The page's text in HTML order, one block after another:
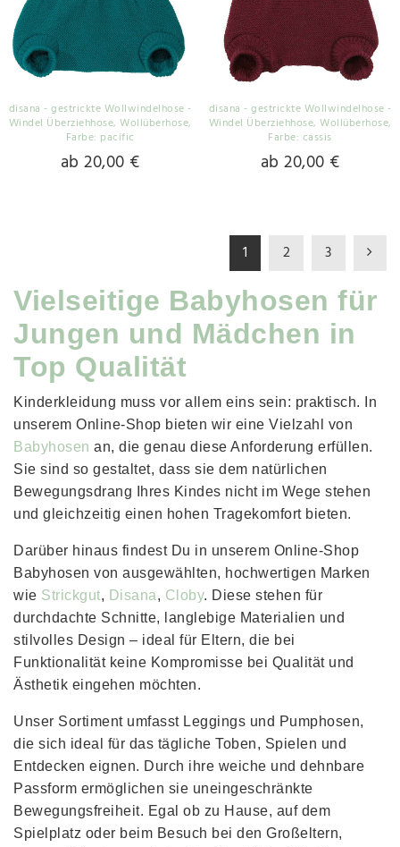
disana - gestrickte Wollwindelhose -
Windel Überziehhose, Wollüberhose,
Farbe: pacific
ab 20,00 €
disana - gestrickte Wollwindelhose -
Windel Überziehhose, Wollüberhose,
Farbe: cassis
ab 20,00 €
1 2 3
Vielseitige Babyhosen für
Jungen und Mädchen in
Top Qualität
Kinderkleidung muss vor allem eins sein: praktisch. In
unserem Online-Shop bieten wir eine Vielzahl von
Babyhosen an, die genau diese Anforderung erfüllen.
Sie sind so gestaltet, dass sie dem natürlichen
Bewegungsdrang Ihres Kindes nicht im Wege stehen
und gleichzeitig einen hohen Tragekomfort bieten.
Darüber hinaus findest Du in unserem Online-Shop
Babyhosen von ausgewählten, hochwertigen Marken
wie Strickgut, Disana, Cloby. Diese stehen für
durchdachte Schnitte, langlebige Materialien und
stilvolles Design – ideal für Eltern, die bei
Funktionalität keine Kompromisse bei Qualität und
Ästhetik eingehen möchten.
Unser Sortiment umfasst Leggings und Pumphosen,
die sich ideal für das tägliche Toben, Spielen und
Entdecken eignen. Durch ihre weiche und dehnbare
Passform ermöglichen sie uneingeschränkte
Bewegungsfreiheit. Egal ob zu Hause, auf dem
Spielplatz oder beim Besuch bei den Großeltern,